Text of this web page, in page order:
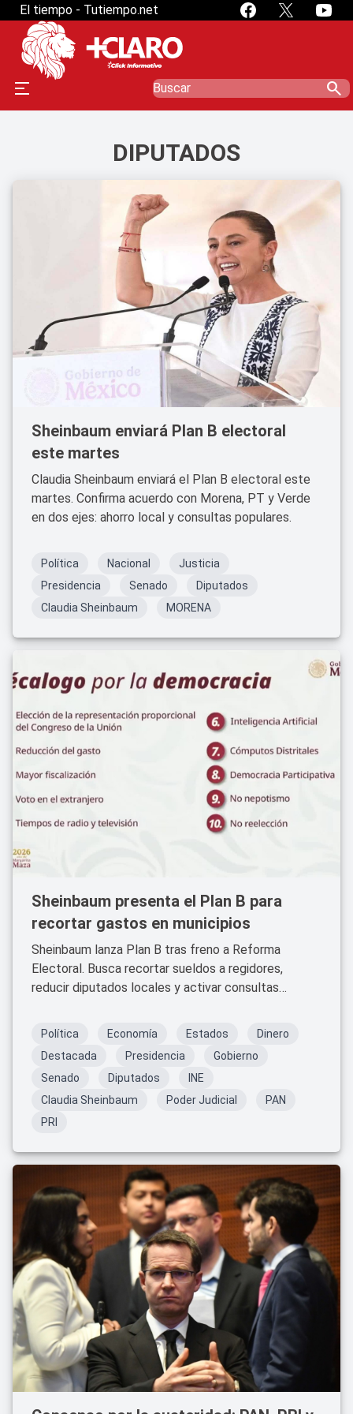
El tiempo - Tutiempo.net
search
DIPUTADOS
Sheinbaum enviará Plan B electoral
este martes
Claudia Sheinbaum enviará el Plan B electoral este
martes. Confirma acuerdo con Morena, PT y Verde
en dos ejes: ahorro local y consultas populares.
Política Nacional
Justicia
Presidencia
Senado
Diputados
Claudia Sheinbaum
MORENA
Sheinbaum presenta el Plan B para
recortar gastos en municipios
Sheinbaum lanza Plan B tras freno a Reforma
Electoral. Busca recortar sueldos a regidores,
reducir diputados locales y activar consultas
Política Economía Estados
Dinero
Destacada
Presidencia
Gobierno
Senado
Diputados
INE
Claudia Sheinbaum
Poder Judicial
PAN
PRI